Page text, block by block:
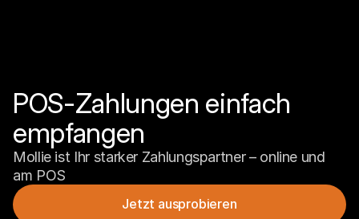
POS-Zahlungen einfach
empfangen
Mollie ist Ihr starker Zahlungspartner – online und
am POS
Jetzt ausprobieren